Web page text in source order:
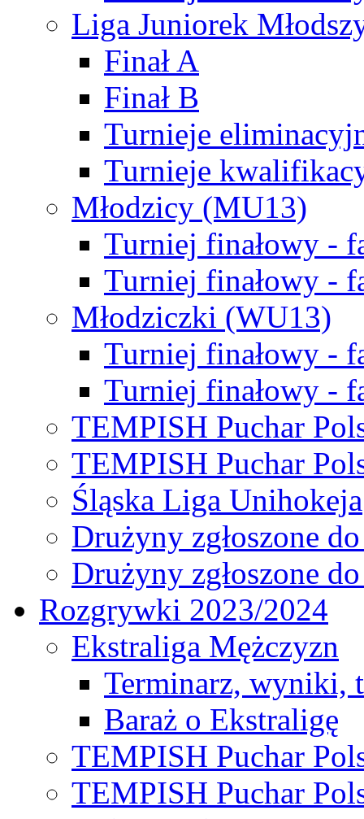
Liga Juniorek
Finał A
Finał B
Turnieje
Turnieje
Młodzicy (MU13)
Turniej finałowy -
Turniej finałowy -
Młodziczki (WU13)
Turniej finałowy -
Turniej finałowy -
TEMPISH Puchar
TEMPISH Puchar
Śląska Liga Unihokeja
Drużyny zgłoszone
Drużyny zgłoszone
Rozgrywki 2023/2024
Ekstraliga Mężczyzn
Terminarz, wyniki,
Baraż o Ekstraligę
TEMPISH Puchar
TEMPISH Puchar